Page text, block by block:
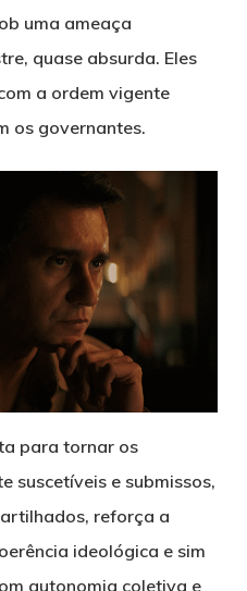
uma ameaça
quase absurda. Eles
a ordem vigente
os governantes.
para tornar os
suscetíveis e submissos,
reforça a
ideológica e sim
autonomia coletiva e